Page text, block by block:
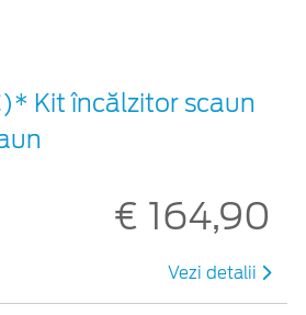
Kit încălzitor scaun
€ 164,90
Vezi detalii